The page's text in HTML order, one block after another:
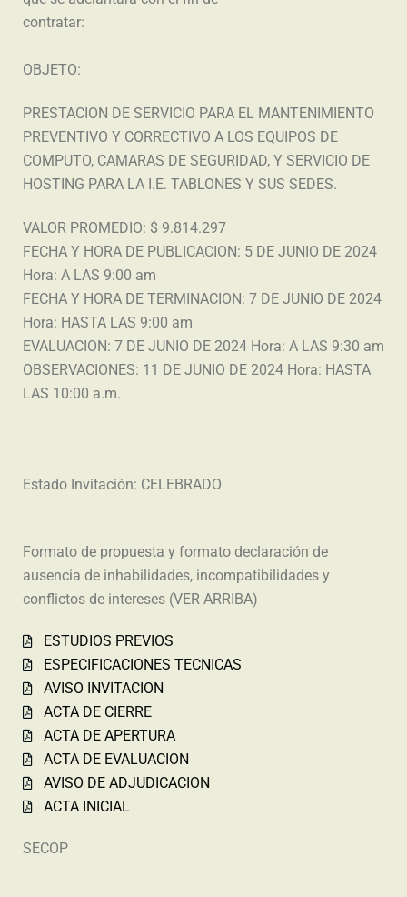
contratar:
OBJETO:
PRESTACION DE SERVICIO PARA EL MANTENIMIENTO
PREVENTIVO Y CORRECTIVO A LOS EQUIPOS DE
COMPUTO, CAMARAS DE SEGURIDAD, Y SERVICIO DE
HOSTING PARA LA I.E. TABLONES Y SUS SEDES.
VALOR PROMEDIO: $ 9.814.297
FECHA Y HORA DE PUBLICACION: 5 DE JUNIO DE 2024
Hora: A LAS 9:00 am
FECHA Y HORA DE TERMINACION: 7 DE JUNIO DE 2024
Hora: HASTA LAS 9:00 am
EVALUACION: 7 DE JUNIO DE 2024 Hora: A LAS 9:30 am
OBSERVACIONES: 11 DE JUNIO DE 2024 Hora: HASTA
LAS 10:00 a.m.
Estado Invitación: CELEBRADO
Formato de propuesta y formato declaración de
ausencia de inhabilidades, incompatibilidades y
conflictos de intereses (VER ARRIBA)
ESTUDIOS PREVIOS
ESPECIFICACIONES TECNICAS
AVISO INVITACION
ACTA DE CIERRE
ACTA DE APERTURA
ACTA DE EVALUACION
AVISO DE ADJUDICACION
ACTA INICIAL
SECOP